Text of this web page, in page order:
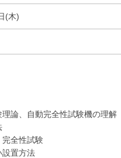
(木)
論、自動完全性試験機の理解
全性試験
置方法